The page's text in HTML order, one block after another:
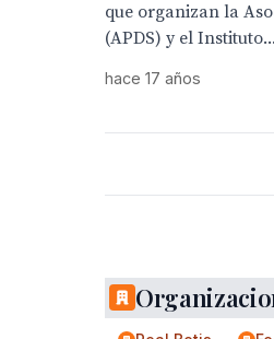
que organizan la
(APDS) y el Instituto...
hace 17 años